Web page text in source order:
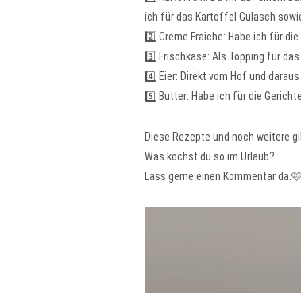
ich für das Kartoffel Gulasch
2️⃣ Creme Fraîche: Habe ich für
3️⃣ Frischkäse: Als Topping für
4️⃣ Eier: Direkt vom Hof und
5️⃣ Butter: Habe ich für die
Diese Rezepte und noch weitere
Was kochst du so im Urlaub?
Lass gerne einen Kommentar da.🩷